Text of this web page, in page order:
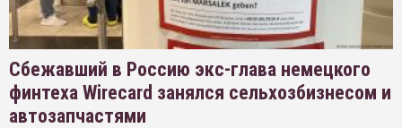
Сбежавший в Россию экс-глава немецкого
финтеха Wirecard занялся сельхозбизнесом и
автозапчастями